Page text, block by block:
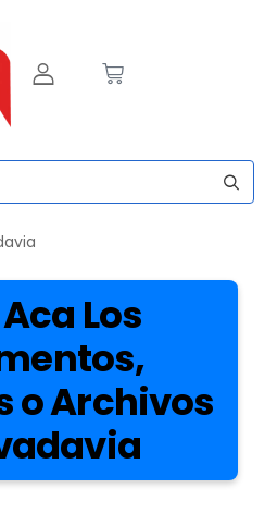
Los
o Archivos